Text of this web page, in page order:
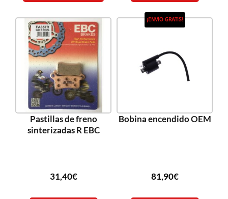
Pastillas de freno
sinterizadas R EBC
31,40€
¡ENVÍO GRATIS!
Bobina encendido OEM
81,90€